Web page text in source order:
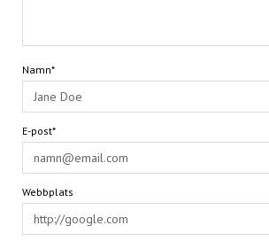
Namn*
E-post*
Webbplats